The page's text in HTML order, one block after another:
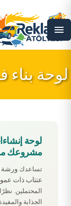
menu
لوحة
لوحة
مشروعك
تساعدك ورشة
عنتاب ذات
المحتملين.
الجذابة